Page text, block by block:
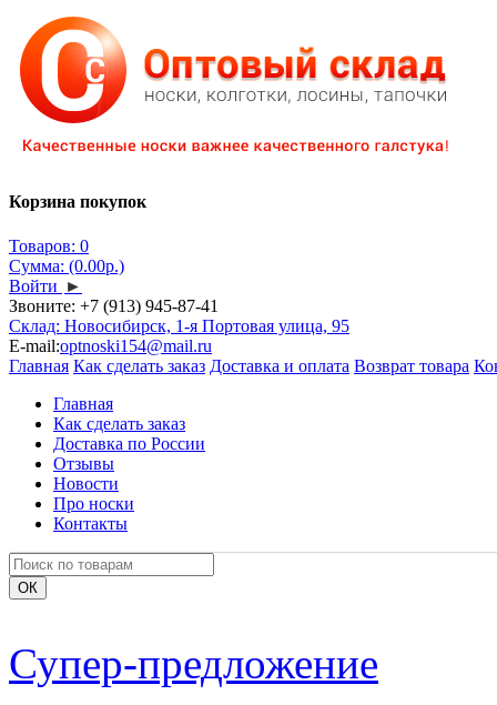
Корзина покупок
Товаров: 0
Сумма: (0.00р.)
Войти ►
Звоните: +7 (913) 945-87-41
Склад: Новосибирск, 1-я Портовая улица, 95
E-mail:optnoski154@mail.ru
Главная Как сделать заказ Доставка и оплата Возврат товара
Главная
Как сделать заказ
Доставка по России
Отзывы
Новости
Про носки
Контакты
Супер-предложение